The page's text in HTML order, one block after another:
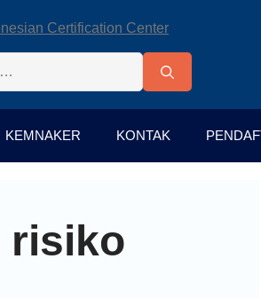
KEMNAKER KONTAK
risiko